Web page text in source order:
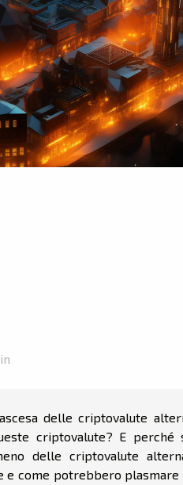
delle criptovalute
criptovalute? E perché
delle criptovalute
e come potrebbero